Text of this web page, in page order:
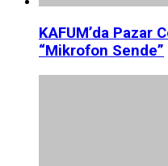
KAFUM’da Pazar
“Mikrofon Sende”